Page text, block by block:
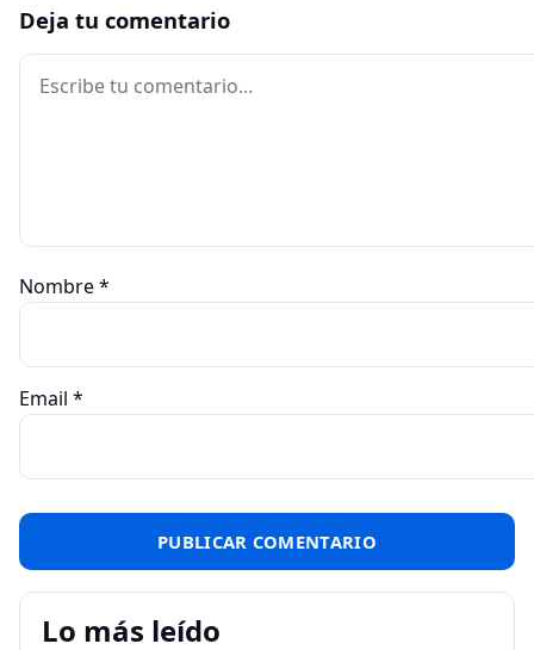
Deja tu comentario
Comentario
Nombre*
Email *
Lo más leído